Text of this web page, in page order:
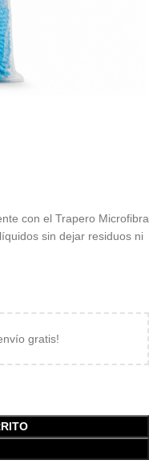
con el Trapero Microfibra
sin dejar residuos ni
gratis!